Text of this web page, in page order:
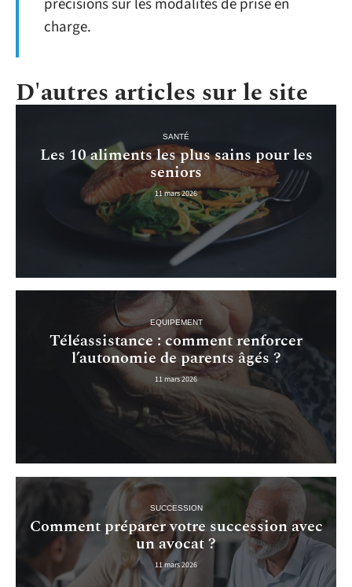
précisions sur les modalités de prise en
charge.
D'autres articles sur le site
SANTÉ
Les 10 aliments les plus sains pour les
seniors
11 mars 2026
EQUIPEMENT
Téléassistance : comment renforcer
l’autonomie de parents âgés ?
11 mars 2026
SUCCESSION
Comment préparer votre succession avec
un avocat ?
11 mars 2026